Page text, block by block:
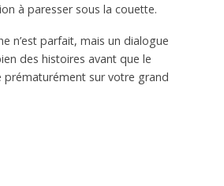
à paresser sous la couette.
n’est parfait, mais un dialogue
des histoires avant que le
prématurément sur votre grand